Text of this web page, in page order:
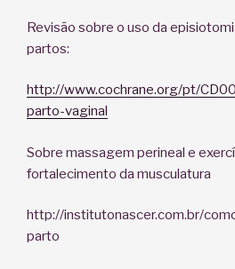
Revisão sobre o uso da
partos:
http://www.cochrane.org/pt/
parto-vaginal
Sobre massagem perineal e
fortalecimento da musculatura
http://institutonascer.com.br/
parto